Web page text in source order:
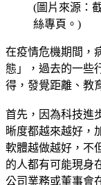
(圖片來源：
絲專頁。)
在疫情危機期間，
態」，過去的一些
得，發覺距離、教
首先，因為科技進
晰度都越來越好，
軟體越做越好，不
的人都有可能現身
公司業務或董事會